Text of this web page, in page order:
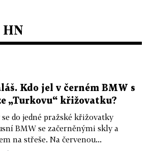
HN
Kdo jel v černém BMW s
„Turkovu“ křižovatku?
do jedné pražské křižovatky
BMW se začerněnými skly a
na střeše. Na červenou...